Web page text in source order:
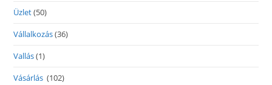
Üzlet(50)
Vállalkozás(36)
Vallás(1)
Vásárlás (102)